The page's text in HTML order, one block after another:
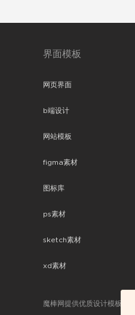
界面模板
网页界面
b端设计
网站模板
figma素材
图标库
ps素材
sketch素材
xd素材
魔棒网提供优质设计模板下